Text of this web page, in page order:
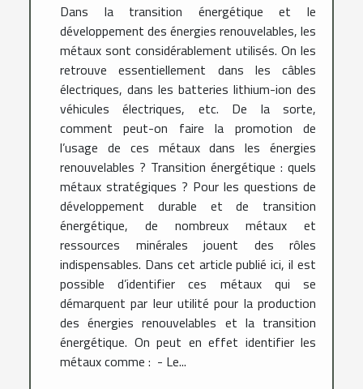
Dans la transition énergétique et le
développement des énergies renouvelables, les
métaux sont considérablement utilisés. On les
retrouve essentiellement dans les câbles
électriques, dans les batteries lithium-ion des
véhicules électriques, etc. De la sorte,
comment peut-on faire la promotion de
l’usage de ces métaux dans les énergies
renouvelables ? Transition énergétique : quels
métaux stratégiques ? Pour les questions de
développement durable et de transition
énergétique, de nombreux métaux et
ressources minérales jouent des rôles
indispensables. Dans cet article publié ici, il est
possible d’identifier ces métaux qui se
démarquent par leur utilité pour la production
des énergies renouvelables et la transition
énergétique. On peut en effet identifier les
métaux comme : - Le...